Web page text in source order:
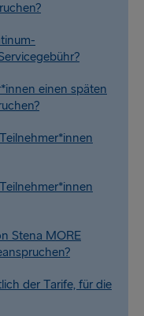
einen späten
Stena MORE
der Tarife, für die